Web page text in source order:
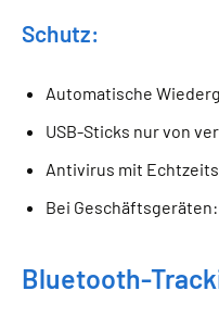
Schutz:
Automatische
USB-Sticks nur von
Antivirus mit
Bei
Bluetooth-